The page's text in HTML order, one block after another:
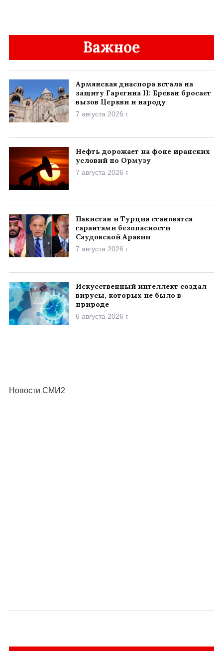
Важное
Армянская диаспора встала на
защиту Гарегина II: Ереван бросает
вызов Церкви и народу
7 августа 2026 г.
Нефть дорожает на фоне иранских
условий по Ормузу
7 августа 2026 г.
Пакистан и Турция становятся
гарантами безопасности
Саудовской Аравии
7 августа 2026 г.
Искусственный интеллект создал
вирусы, которых не было в
природе
6 августа 2026 г.